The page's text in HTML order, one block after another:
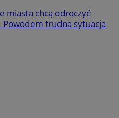
miasta chcą odroczyć
Powodem trudna sytuacja